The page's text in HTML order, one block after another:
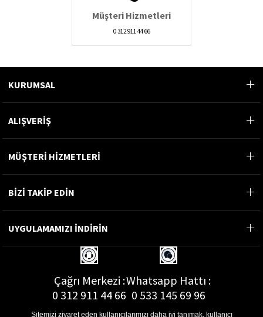
Müşteri Hizmetleri
0 312 911 44 66
KURUMSAL
ALIŞVERİŞ
MÜŞTERİ HİZMETLERİ
BİZİ TAKİP EDİN
UYGULAMAMIZI İNDİRİN
Çağrı Merkezi :
0 312 911 44 66
Whatsapp Hattı :
0 533 145 69 96
Sitemizi ziyaret eden kullanıcılarımızı daha iyi tanımak, kullanıcı